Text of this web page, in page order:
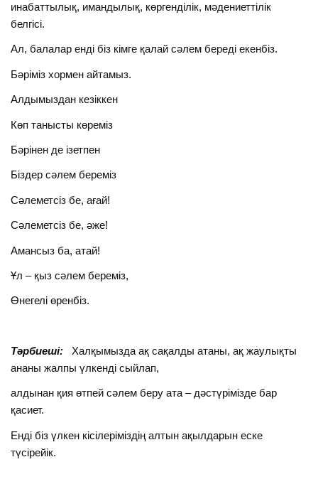
инабаттылық, имандылық, көргенділік, мәдениеттілік
белгісі.
Ал, балалар енді біз кімге қалай сәлем береді екенбіз.
Бәріміз хормен айтамыз.
Алдымыздан кезіккен
Көп танысты көреміз
Бәрінен де ізетпен
Біздер сәлем береміз
Сәлеметсіз бе, ағай!
Сәлеметсіз бе, әже!
Амансыз ба, атай!
Ұл – қыз сәлем береміз,
Өнегелі өренбіз.
Тәрбиеші: Халқымызда ақ сақалды атаны, ақ жаулықты
ананы жалпы үлкенді сыйлап,
алдынан қия өтпей сәлем беру ата – дәстүрімізде бар
қасиет.
Енді біз үлкен кісілеріміздің алтын ақылдарын еске
түсірейік.